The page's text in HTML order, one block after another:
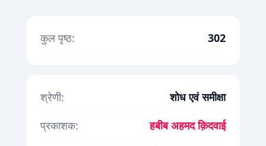
कुल पृष्ठ: 302
श्रेणी:
शोध एवं समीक्षा
प्रकाशक:
हबीब अहमद क़िदवाई